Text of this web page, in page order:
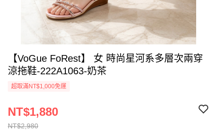
【VoGue FoRest】 女 時尚星河系多層次兩穿
涼拖鞋-222A1063-奶茶
超取滿NT$1,000免運
NT$2,980
NT$1,880